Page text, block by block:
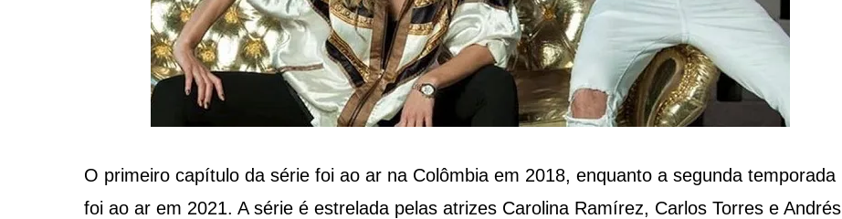
O primeiro capítulo da série foi ao ar na Colômbia em 2018, enquanto a segunda temporada
foi ao ar em 2021. A série é estrelada pelas atrizes Carolina Ramírez, Carlos Torres e Andrés